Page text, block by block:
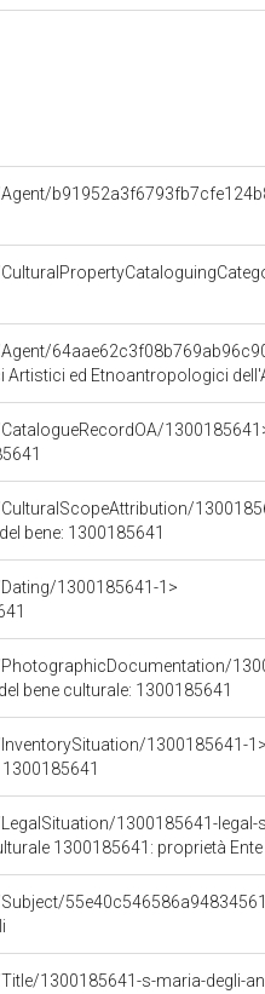
Artistici ed Etnoantropologici
bene: 1300185641
1300185641-1>
bene culturale: 1300185641
1300185641-1>
1300185641-
1300185641: proprietà
1300185641-s-maria-degli-